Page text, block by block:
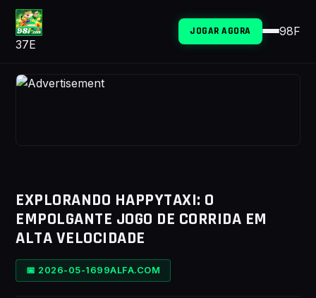
37E
JOGAR AGORA 98F
EXPLORANDO HAPPYTAXI: O
EMPOLGANTE JOGO DE CORRIDA EM
ALTA VELOCIDADE
📅 2026-05-1699ALFA.COM